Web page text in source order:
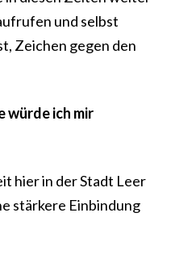
und selbst
Zeichen gegen den
würde ich mir
hier in der Stadt Leer
stärkere Einbindung